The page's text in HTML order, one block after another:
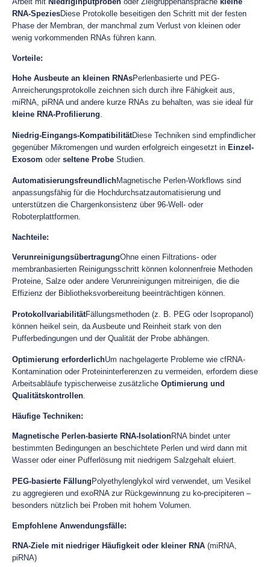
RNA-SpeziesDiese Protokolle beseitigen den Schritt mit der festen
Phase der Membran, der manchmal zum Verlust von kleinen oder
wenig vorkommenden RNAs führen kann.
Vorteile:
Hohe Ausbeute an kleinen RNAsPerlenbasierte und PEG-
Anreicherungsprotokolle zeichnen sich durch ihre Fähigkeit aus,
miRNA, piRNA und andere kurze RNAs zu behalten, was sie ideal für
kleine RNA-Profilierung.
Niedrig-Eingangs-KompatibilitätDiese Techniken sind empfindlicher
gegenüber Mikromengen und wurden erfolgreich eingesetzt in Einzel-
Exosom oder seltene Probe Studien.
AutomatisierungsfreundlichMagnetische Perlen-Workflows sind
anpassungsfähig für die Hochdurchsatzautomatisierung und
unterstützen die Chargenkonsistenz über 96-Well- oder
Roboterplattformen.
Nachteile:
VerunreinigungsübertragungOhne einen Filtrations- oder
membranbasierten Reinigungsschritt können kolonnenfreie Methoden
Proteine, Salze oder andere Verunreinigungen mitreinigen, die die
Effizienz der Bibliotheksvorbereitung beeinträchtigen können.
ProtokollvariabilitätFällungsmethoden (z. B. PEG oder Isopropanol)
können heikel sein, da Ausbeute und Reinheit stark von den
Pufferbedingungen und der Qualität der Probe abhängen.
Optimierung erforderlichUm nachgelagerte Probleme wie cfRNA-
Kontamination oder Proteininterferenzen zu vermeiden, erfordern diese
Arbeitsabläufe typischerweise zusätzliche Optimierung und
Qualitätskontrollen.
Häufige Techniken:
Magnetische Perlen-basierte RNA-IsolationRNA bindet unter
bestimmten Bedingungen an beschichtete Perlen und wird dann mit
Wasser oder einer Pufferlösung mit niedrigem Salzgehalt eluiert.
PEG-basierte Fällung Polyethylenglykol wird verwendet, um Vesikel
zu aggregieren und exoRNA zur Rückgewinnung zu ko-precipiteren –
besonders nützlich bei Proben mit hohem Volumen.
Empfohlene Anwendungsfälle:
RNA-Ziele mit niedriger Häufigkeit oder kleiner RNA (miRNA,
piRNA)